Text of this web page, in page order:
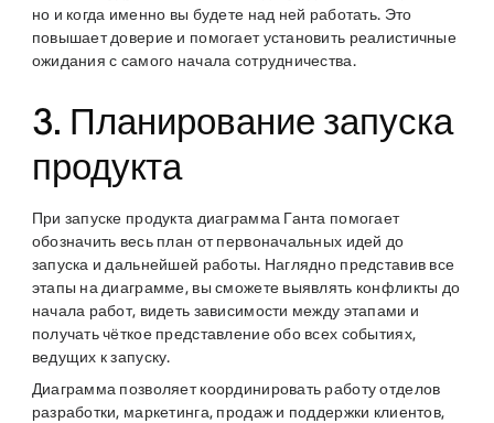
но и когда именно вы будете над ней работать. Это
повышает доверие и помогает установить реалистичные
ожидания с самого начала сотрудничества.
3. Планирование запуска
продукта
При запуске продукта диаграмма Ганта помогает
обозначить весь план от первоначальных идей до
запуска и дальнейшей работы. Наглядно представив все
этапы на диаграмме, вы сможете выявлять конфликты до
начала работ, видеть зависимости между этапами и
получать чёткое представление обо всех событиях,
ведущих к запуску.
Диаграмма позволяет координировать работу отделов
разработки, маркетинга, продаж и поддержки клиентов,